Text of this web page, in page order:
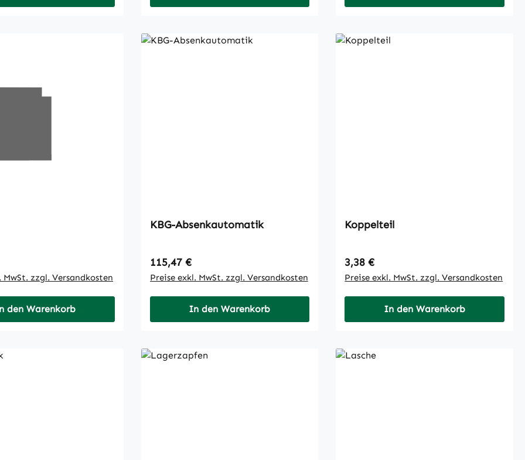
MwSt. zzgl. Versandkosten
den Warenkorb
KBG-Absenkautomatik
Regulärer Preis:
115,47 €
Preise exkl. MwSt. zzgl. Versandkosten
In den Warenkorb
Koppelteil
Regulärer Preis:
3,38 €
Preise exkl. MwSt. zzgl. Versandkosten
In den Warenkorb